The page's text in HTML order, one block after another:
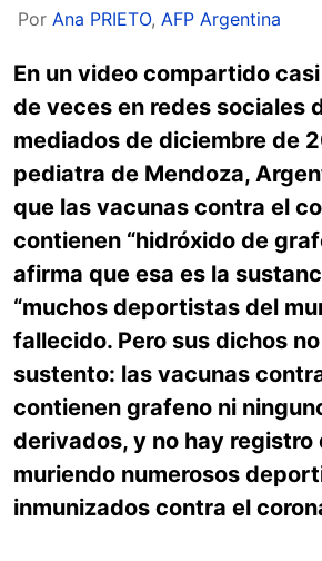
Por Ana PRIETO, AFP Argentina
En un video compartido
de veces en redes sociales
mediados de diciembre de
pediatra de Mendoza,
que las vacunas contra el
contienen “hidróxido de
afirma que esa es la
“muchos deportistas del
fallecido. Pero sus dichos
sustento: las vacunas
contienen grafeno ni
derivados, y no hay registro
muriendo numerosos
inmunizados contra el